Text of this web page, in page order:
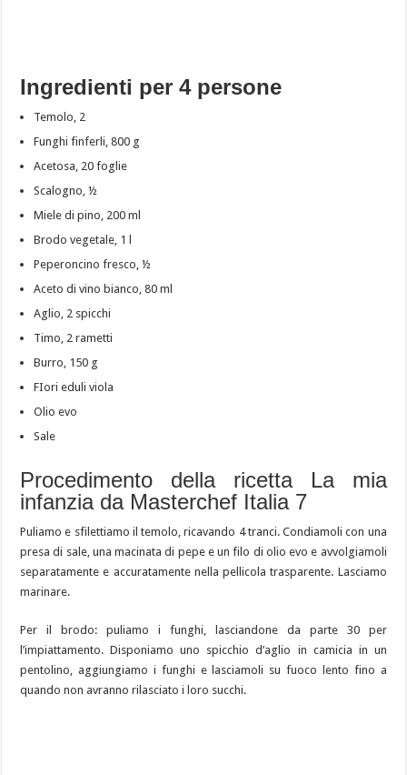
Ingredienti per 4 persone
Temolo, 2
Funghi finferli, 800 g
Acetosa, 20 foglie
Scalogno, ½
Miele di pino, 200 ml
Brodo vegetale, 1 l
Peperoncino fresco, ½
Aceto di vino bianco, 80 ml
Aglio, 2 spicchi
Timo, 2 rametti
Burro, 150 g
FIori eduli viola
Olio evo
Sale
Procedimento della ricetta La mia
infanzia da Masterchef Italia 7
Puliamo e sfilettiamo il temolo, ricavando 4 tranci. Condiamoli con una
presa di sale, una macinata di pepe e un filo di olio evo e avvolgiamoli
separatamente e accuratamente nella pellicola trasparente. Lasciamo
marinare.
Per il brodo: puliamo i funghi, lasciandone da parte 30 per
l’impiattamento. Disponiamo uno spicchio d’aglio in camicia in un
pentolino, aggiungiamo i funghi e lasciamoli su fuoco lento fino a
quando non avranno rilasciato i loro succhi.